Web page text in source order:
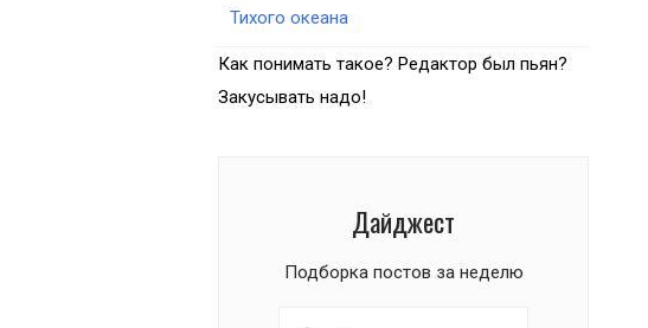
Тихого океана
Как понимать такое? Редактор был пьян?
Закусывать надо!
Дайджест
Подборка постов за неделю